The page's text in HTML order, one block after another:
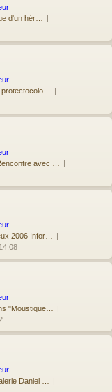
d'un hér…
avec …
2006 Infor…
"Moustique…
Daniel …